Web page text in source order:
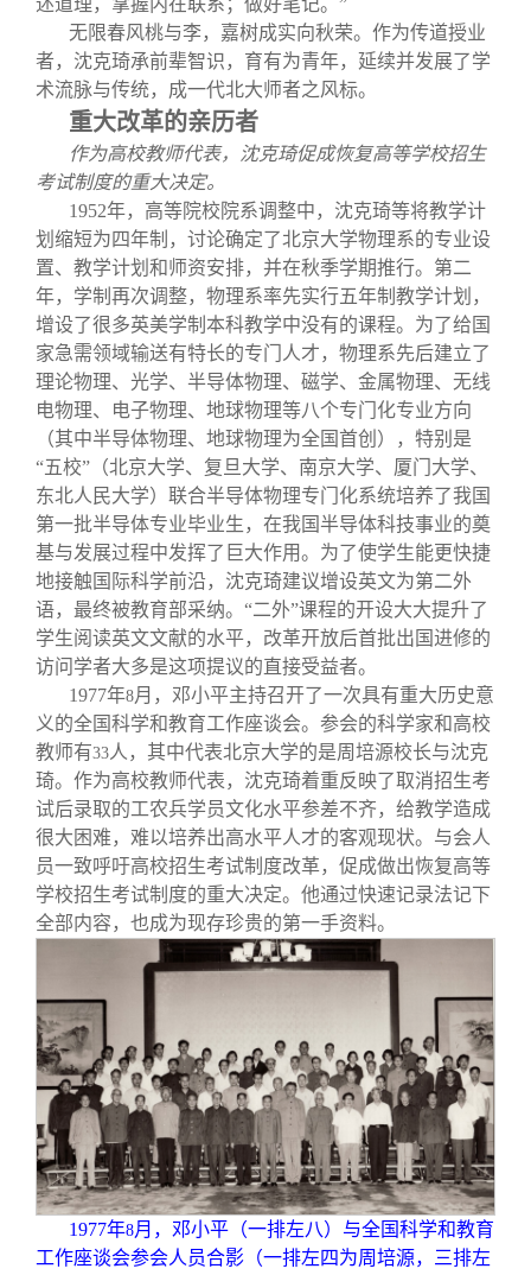
述道理，掌握内在联系；做好笔记。”
无限春风桃与李，嘉树成实向秋荣。作为传道授业
者，沈克琦承前辈智识，育有为青年，延续并发展了学
术流脉与传统，成一代北大师者之风标。
重大改革的亲历者
作为高校教师代表，沈克琦促成恢复高等学校招生
考试制度的重大决定。
1952年，高等院校院系调整中，沈克琦等将教学计
划缩短为四年制，讨论确定了北京大学物理系的专业设
置、教学计划和师资安排，并在秋季学期推行。第二
年，学制再次调整，物理系率先实行五年制教学计划，
增设了很多英美学制本科教学中没有的课程。为了给国
家急需领域输送有特长的专门人才，物理系先后建立了
理论物理、光学、半导体物理、磁学、金属物理、无线
电物理、电子物理、地球物理等八个专门化专业方向
（其中半导体物理、地球物理为全国首创），特别是
“五校”（北京大学、复旦大学、南京大学、厦门大学、
东北人民大学）联合半导体物理专门化系统培养了我国
第一批半导体专业毕业生，在我国半导体科技事业的奠
基与发展过程中发挥了巨大作用。为了使学生能更快捷
地接触国际科学前沿，沈克琦建议增设英文为第二外
语，最终被教育部采纳。“二外”课程的开设大大提升了
学生阅读英文文献的水平，改革开放后首批出国进修的
访问学者大多是这项提议的直接受益者。
1977年8月，邓小平主持召开了一次具有重大历史意
义的全国科学和教育工作座谈会。参会的科学家和高校
教师有33人，其中代表北京大学的是周培源校长与沈克
琦。作为高校教师代表，沈克琦着重反映了取消招生考
试后录取的工农兵学员文化水平参差不齐，给教学造成
很大困难，难以培养出高水平人才的客观现状。与会人
员一致呼吁高校招生考试制度改革，促成做出恢复高等
学校招生考试制度的重大决定。他通过快速记录法记下
全部内容，也成为现存珍贵的第一手资料。
1977年8月，邓小平（一排左八）与全国科学和教育
工作座谈会参会人员合影（一排左四为周培源，三排左